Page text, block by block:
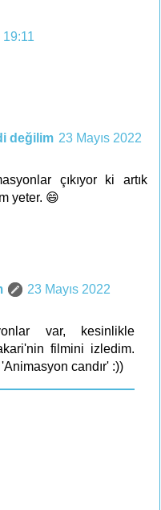
19:11
değilim 23 Mayıs 2022
çıkıyor ki artık
yeter. 😄
23 Mayıs 2022
var, kesinlikle
filmini izledim.
candır' :))